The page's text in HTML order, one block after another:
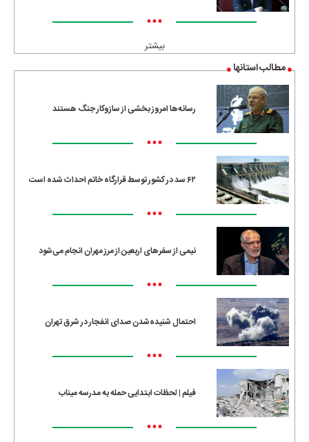
•••
بیشتر
مطالب استانها
رسانه‌ها امروز بخشی از سازوکار جنگ هستند
•••
۶۲ سد در کشور توسط قرارگاه خاتم احداث شده است
•••
نیمی از سفرهای اربعین از مرز مهران انجام می‌شود
•••
احتمال شنیده‌شدن صدای انفجار در شرق تهران
•••
فیلم | لحظات ابتدایی حمله به مدرسه میناب
•••